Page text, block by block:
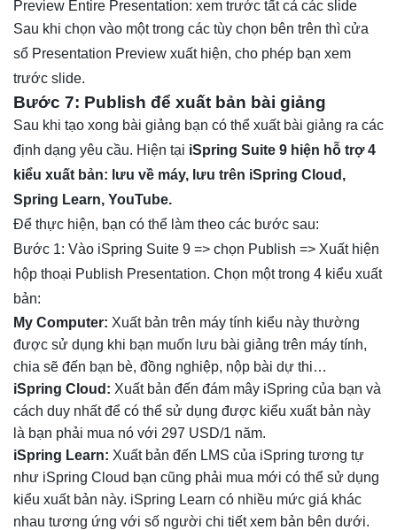
Preview Entire Presentation: xem trước tất cả các slide
Sau khi chọn vào một trong các tùy chọn bên trên thì cửa
sổ Presentation Preview xuất hiện, cho phép bạn xem
trước slide.
Bước 7: Publish để xuất bản bài giảng
Sau khi tạo xong bài giảng bạn có thể xuất bài giảng ra các
định dạng yêu cầu. Hiện tại iSpring Suite 9 hiện hỗ trợ 4
kiểu xuất bản: lưu về máy, lưu trên iSpring Cloud,
Spring Learn, YouTube.
Để thực hiện, bạn có thể làm theo các bước sau:
Bước 1: Vào iSpring Suite 9 => chọn Publish => Xuất hiện
hộp thoại Publish Presentation. Chọn một trong 4 kiểu xuất
bản:
My Computer: Xuất bản trên máy tính kiểu này thường
được sử dụng khi bạn muốn lưu bài giảng trên máy tính,
chia sẽ đến bạn bè, đồng nghiệp, nộp bài dự thi…
iSpring Cloud: Xuất bản đến đám mây iSpring của bạn và
cách duy nhất để có thể sử dụng được kiểu xuất bản này
là bạn phải mua nó với 297 USD/1 năm.
iSpring Learn: Xuất bản đến LMS của iSpring tương tự
như iSpring Cloud bạn cũng phải mua mới có thể sử dụng
kiểu xuất bản này. iSpring Learn có nhiều mức giá khác
nhau tương ứng với số người chi tiết xem bản bên dưới.